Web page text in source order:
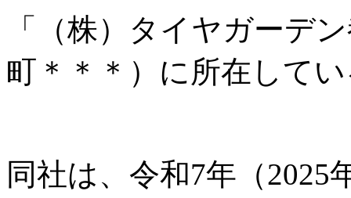
「（株）タイヤガーデ
町＊＊＊）に所在して
同社は、令和7年（2025